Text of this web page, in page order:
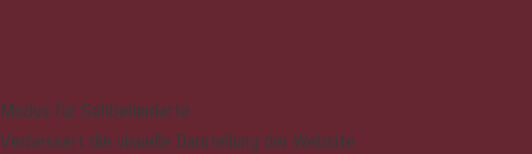
Modus für Sehbehinderte
Verbessert die visuelle Darstellung der Website